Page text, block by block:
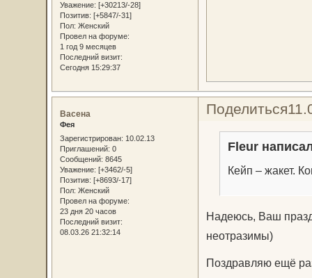
Уважение: [+30213/-28]
Позитив: [+5847/-31]
Пол: Женский
Провел на форуме:
1 год 9 месяцев
Последний визит:
Сегодня 15:29:37
Поделиться
Васена
Фея
Зарегистрирован: 10.02.13
Приглашений: 0
Сообщений: 8645
Уважение: [+3462/-5]
Позитив: [+8693/-17]
Пол: Женский
Провел на форуме:
23 дня 20 часов
Последний визит:
08.03.26 21:32:14
Fleur
Кейп – жакет.
Надеюсь, Ваш
неотразимы)
Поздравляю ещё